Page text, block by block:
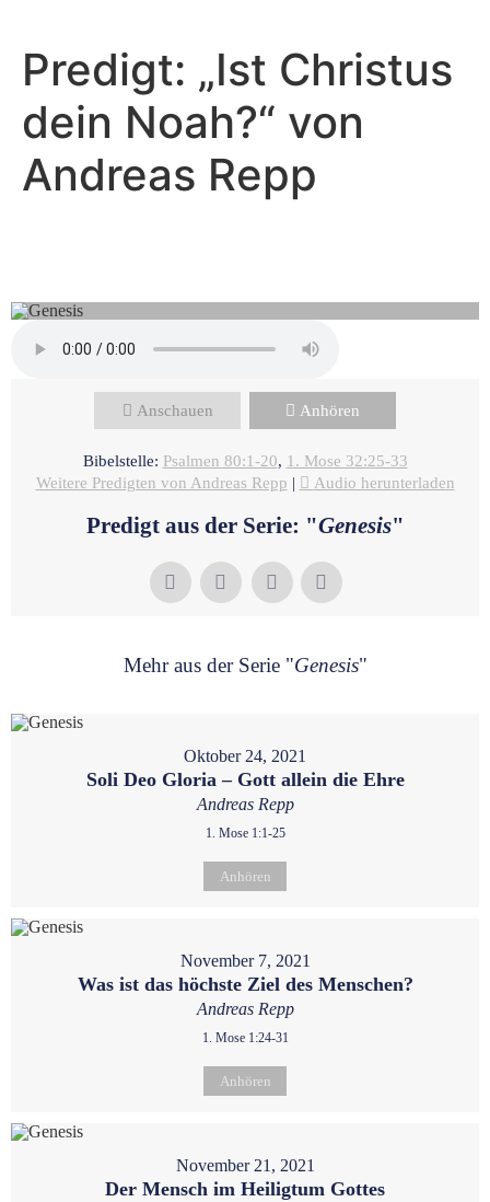
Predigt: „Ist Christus
dein Noah?“ von
Andreas Repp
Anschauen Anhören
Bibelstelle: Psalmen 80:1-20, 1. Mose 32:25-33
Weitere Predigten von Andreas Repp | Audio herunterladen
Predigt aus der Serie: "Genesis"
Mehr aus der Serie "Genesis"
Oktober 24, 2021
Soli Deo Gloria – Gott allein die Ehre
Andreas Repp
1. Mose 1:1-25
Anhören
November 7, 2021
Was ist das höchste Ziel des Menschen?
Andreas Repp
1. Mose 1:24-31
Anhören
November 21, 2021
Der Mensch im Heiligtum Gottes